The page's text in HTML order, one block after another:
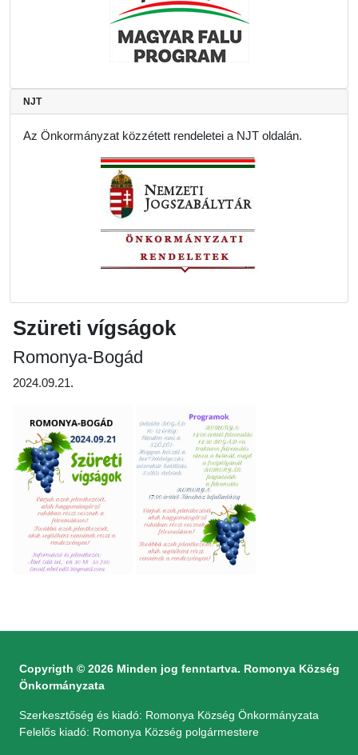
NJT
Az Önkormányzat közzétett rendeletei a NJT oldalán.
Szüreti vígságok
Romonya-Bogád
2024.09.21.
Copyrigth © 2026 Minden jog fenntartva. Romonya Község
Önkormányzata
Szerkesztőség és kiadó: Romonya Község Önkormányzata
Felelős kiadó: Romonya Község polgármestere